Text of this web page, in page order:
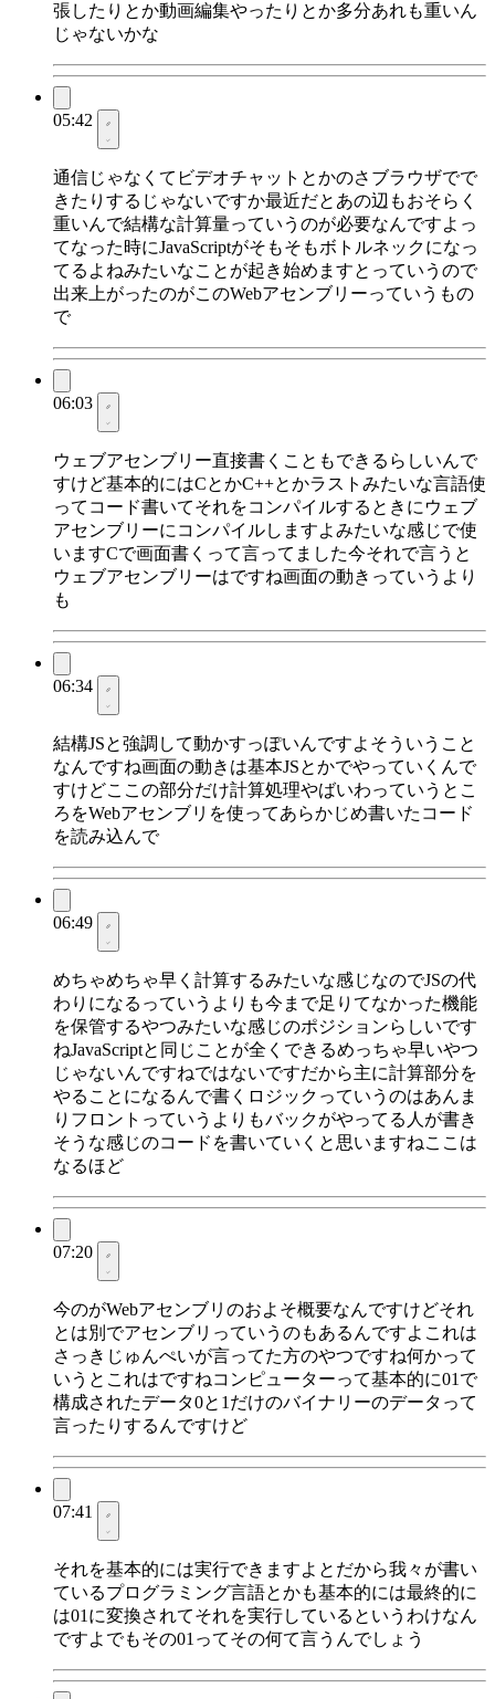
張したりとか動画編集やったりとか多分あれも重いん
じゃないかな
05:42
通信じゃなくてビデオチャットとかのさブラウザでで
きたりするじゃないですか最近だとあの辺もおそらく
重いんで結構な計算量っていうのが必要なんですよっ
てなった時にJavaScriptがそもそもボトルネックになっ
てるよねみたいなことが起き始めますとっていうので
出来上がったのがこのWebアセンブリーっていうもの
で
06:03
ウェブアセンブリー直接書くこともできるらしいんで
すけど基本的にはCとかC++とかラストみたいな言語使
ってコード書いてそれをコンパイルするときにウェブ
アセンブリーにコンパイルしますよみたいな感じで使
いますCで画面書くって言ってました今それで言うと
ウェブアセンブリーはですね画面の動きっていうより
も
06:34
結構JSと強調して動かすっぽいんですよそういうこと
なんですね画面の動きは基本JSとかでやっていくんで
すけどここの部分だけ計算処理やばいわっていうとこ
ろをWebアセンブリを使ってあらかじめ書いたコード
を読み込んで
06:49
めちゃめちゃ早く計算するみたいな感じなのでJSの代
わりになるっていうよりも今まで足りてなかった機能
を保管するやつみたいな感じのポジションらしいです
ねJavaScriptと同じことが全くできるめっちゃ早いやつ
じゃないんですねではないですだから主に計算部分を
やることになるんで書くロジックっていうのはあんま
りフロントっていうよりもバックがやってる人が書き
そうな感じのコードを書いていくと思いますねここは
なるほど
07:20
今のがWebアセンブリのおよそ概要なんですけどそれ
とは別でアセンブリっていうのもあるんですよこれは
さっきじゅんぺいが言ってた方のやつですね何かって
いうとこれはですねコンピューターって基本的に01で
構成されたデータ0と1だけのバイナリーのデータって
言ったりするんですけど
07:41
それを基本的には実行できますよとだから我々が書い
ているプログラミング言語とかも基本的には最終的に
は01に変換されてそれを実行しているというわけなん
ですよでもその01ってその何て言うんでしょう